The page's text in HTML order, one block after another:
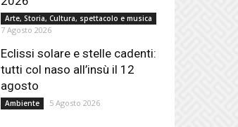
Arte, Storia, Cultura, spettacolo e musica
7 Agosto 2026
Eclissi solare e stelle cadenti:
tutti col naso all’insù il 12
agosto
Ambiente 5 Agosto 2026